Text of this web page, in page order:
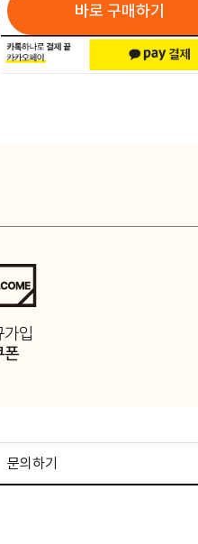
바로 구매하기
가입
폰
문의하기